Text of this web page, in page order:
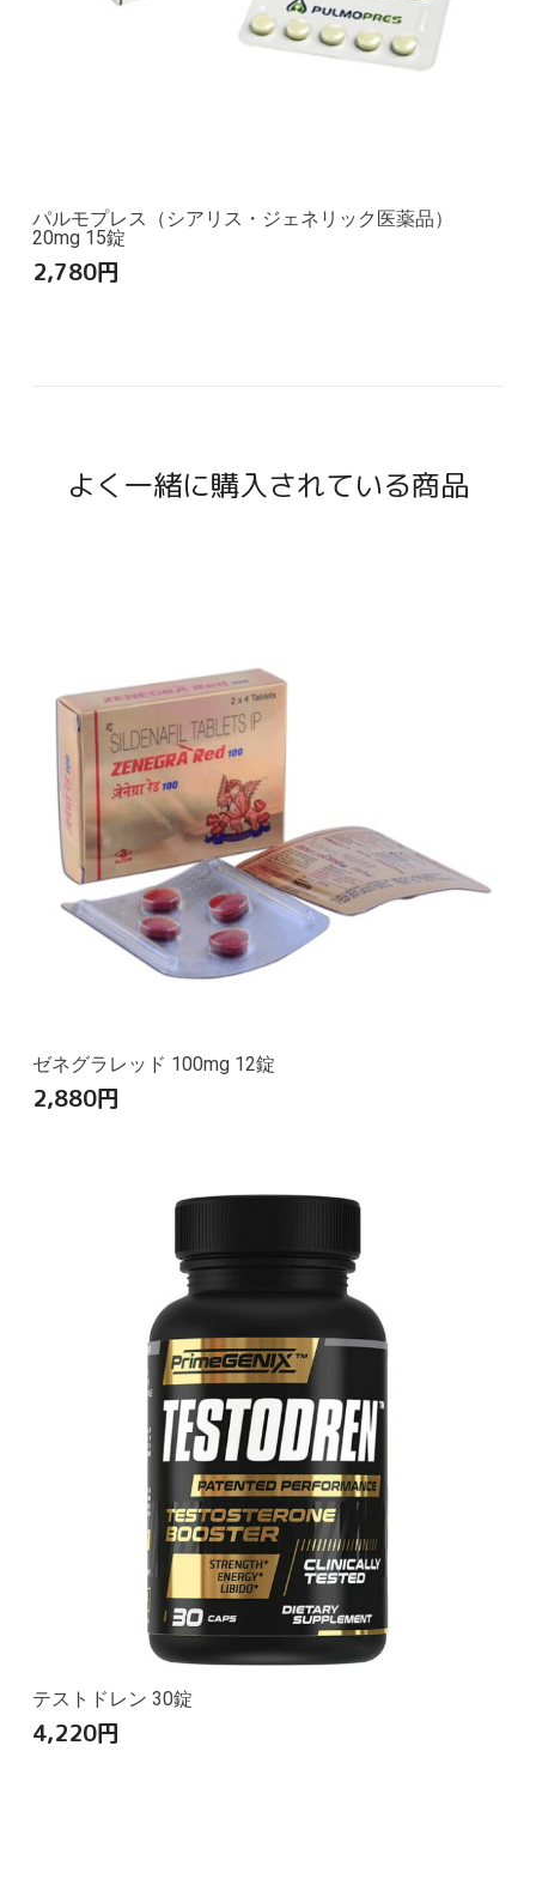
パルモプレス（シアリス・ジェネリック医薬品）
20mg 15錠
2,780円
よく一緒に購入されている商品
ゼネグラレッド 100mg 12錠
2,880円
テストドレン 30錠
4,220円